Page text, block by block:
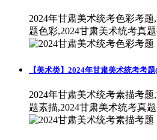
2024年甘肃美术统考色彩考
题色彩,2024甘肃美术统考真题
【美术类】2024年甘肃美术统考考
2024年甘肃美术统考素描考
题素描,2024甘肃美术统考真题